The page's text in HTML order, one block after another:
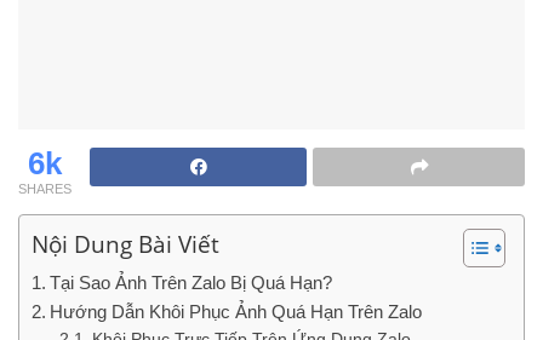
6k
SHARES
Nội Dung Bài Viết
Tại Sao Ảnh Trên Zalo Bị Quá Hạn?
Hướng Dẫn Khôi Phục Ảnh Quá Hạn Trên Zalo